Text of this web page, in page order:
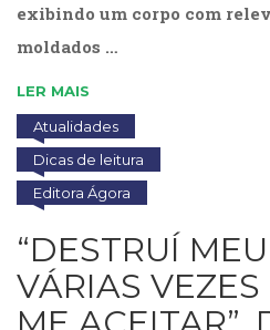
de
(48)
PNL
Neurolingüística)
(41)
Psicodrama
(200)
Psicoterapia
(799)
Publicidade,
exibindo um corpo com
moldados …
LER MAIS
Atualidades
Dicas de leitura
Editora Ágora
“DESTRUÍ
VÁRIAS